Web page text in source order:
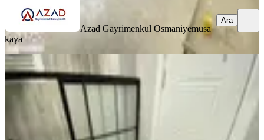
Azad Gayrimenkul Osmaniyemusa
kaya
Ara
SIFIR BİNA
Azad-vali Konağı Civarı Satılık Sıfır
3+1 Açık Mutfak Daire
Merkez, Fakıuşağı Mahallesi
3+1 · 125 m²·4. Kat